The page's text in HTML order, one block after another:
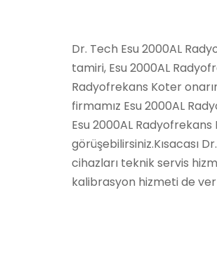
Dr. Tech Esu 2000AL
tamiri, Esu 2000AL
Radyofrekans Koter
firmamız Esu 2000AL
Esu 2000AL
görüşebilirsiniz.Kısacası
cihazları teknik servis
kalibrasyon hizmeti de